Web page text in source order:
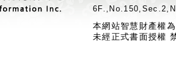
本網站智慧財產權
未經正式書面授權